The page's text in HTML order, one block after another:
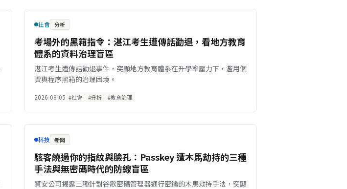
社會 分析
考場外的黑箱指令：湛江考生遭傳話勸退，看地方教育
體系的資料治理盲區
湛江考生遭傳話勸退事件，突顯地方教育體系在升學率壓力下，濫用個
資與程序黑箱的治理困境。
2026-08-05 #社會 #分析 #教育治理
科技 新聞
駭客繞過你的指紋與臉孔：Passkey 遭木馬劫持的三種
手法與無密碼時代的防線盲區
資安公司揭露三種針對谷歌密碼管理器通行密鑰的木馬劫持手法，突顯